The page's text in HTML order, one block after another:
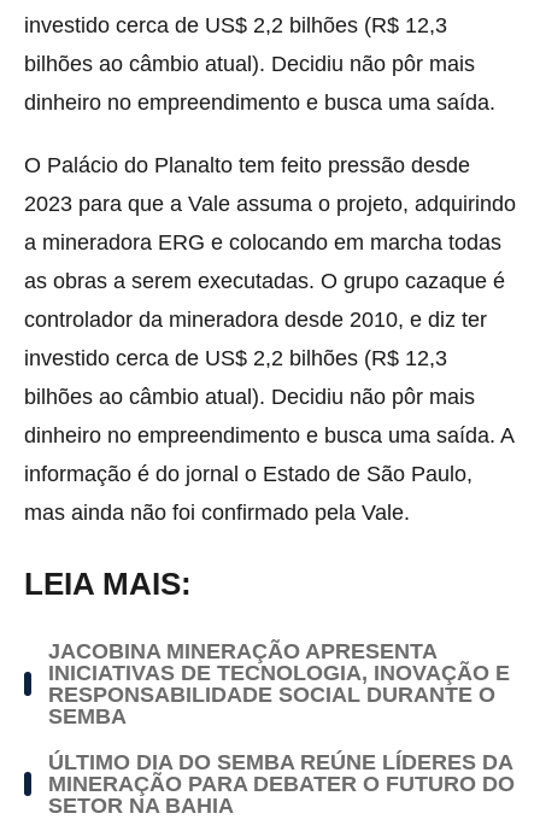
investido cerca de US$ 2,2 bilhões (R$ 12,3
bilhões ao câmbio atual). Decidiu não pôr mais
dinheiro no empreendimento e busca uma saída.
O Palácio do Planalto tem feito pressão desde
2023 para que a Vale assuma o projeto, adquirindo
a mineradora ERG e colocando em marcha todas
as obras a serem executadas. O grupo cazaque é
controlador da mineradora desde 2010, e diz ter
investido cerca de US$ 2,2 bilhões (R$ 12,3
bilhões ao câmbio atual). Decidiu não pôr mais
dinheiro no empreendimento e busca uma saída. A
informação é do jornal o Estado de São Paulo,
mas ainda não foi confirmado pela Vale.
LEIA MAIS:
JACOBINA MINERAÇÃO APRESENTA
INICIATIVAS DE TECNOLOGIA, INOVAÇÃO E
RESPONSABILIDADE SOCIAL DURANTE O
SEMBA
ÚLTIMO DIA DO SEMBA REÚNE LÍDERES DA
MINERAÇÃO PARA DEBATER O FUTURO DO
SETOR NA BAHIA